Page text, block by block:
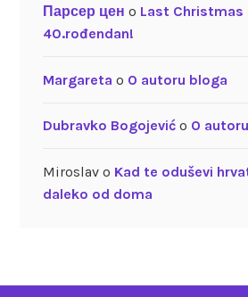
Парсер цен o Last Christmas
40.rođendan!
Margareta o O autoru bloga
Dubravko Bogojevićo O
Miroslavo Kad te oduševi
daleko od doma